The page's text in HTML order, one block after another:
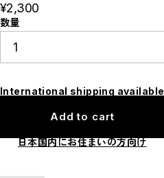
¥2,300
数量
International shipping available
Add to cart
日本国内にお住まいの方向け